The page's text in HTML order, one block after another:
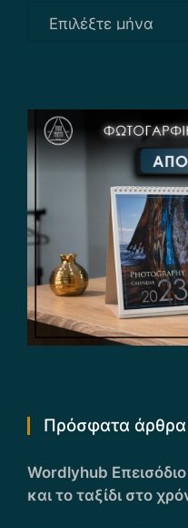
Αρχείο
Πρόσφατα άρθρα
Wordlyhub
και το ταξίδι στο